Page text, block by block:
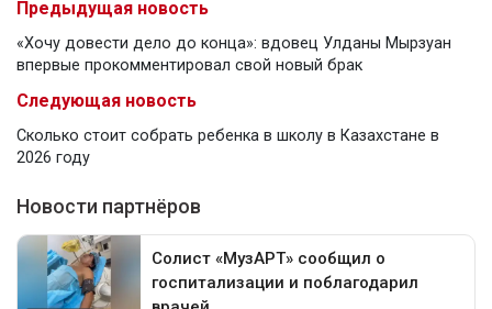
Предыдущая новость
«Хочу довести дело до конца»: вдовец Улданы Мырзуан
впервые прокомментировал свой новый брак
Следующая новость
Сколько стоит собрать ребенка в школу в Казахстане в
2026 году